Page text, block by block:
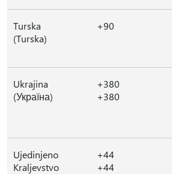
Turska
(Turska)
+90
Ukrajina
(Україна)
+380
+380
Ujedinjeno
Kraljevstvo
+44
+44